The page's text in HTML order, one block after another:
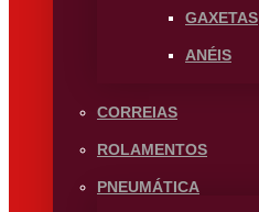
GAXETAS
ANÉIS
CORREIAS
ROLAMENTOS
PNEUMÁTICA